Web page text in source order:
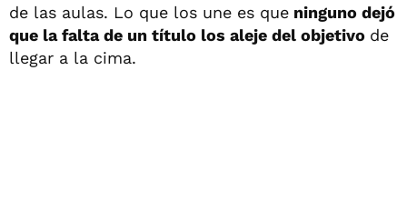
de las aulas. Lo que los une es que ninguno dejó
que la falta de un título los aleje del objetivo de
llegar a la cima.